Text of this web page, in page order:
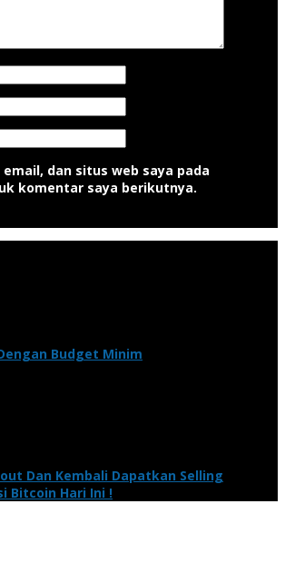
email, dan situs web saya pada
komentar saya berikutnya.
Budget Minim
Dan Kembali Dapatkan Selling
Bitcoin Hari Ini !